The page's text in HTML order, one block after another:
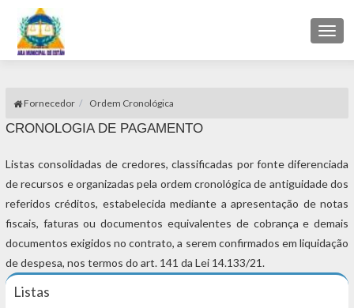
Fornecedor Ordem Cronológica
CRONOLOGIA DE PAGAMENTO
Listas consolidadas de credores, classificadas por fonte diferenciada
de recursos e organizadas pela ordem cronológica de antiguidade dos
referidos créditos, estabelecida mediante a apresentação de notas
fiscais, faturas ou documentos equivalentes de cobrança e demais
documentos exigidos no contrato, a serem confirmados em liquidação
de despesa, nos termos do art. 141 da Lei 14.133/21.
Listas